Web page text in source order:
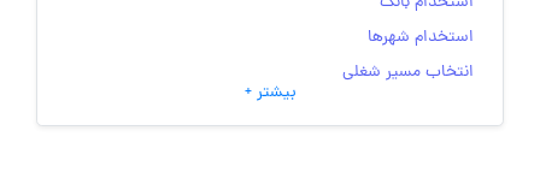
استخدام شهرها
انتخاب مسیر شغلی
به‌روزرسانی‌های سایت (کارجویی)
بیشتر +